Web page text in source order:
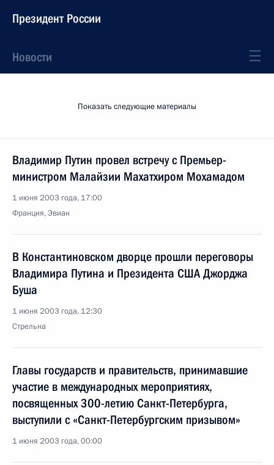
Президент России
Новости
Показать следующие материалы
Владимир Путин провел встречу с Премьер-
министром Малайзии Махатхиром Мохамадом
1 июня 2003 года, 17:00
Франция, Эвиан
В Константиновском дворце прошли переговоры
Владимира Путина и Президента США Джорджа
Буша
1 июня 2003 года, 12:30
Стрельна
Главы государств и правительств, принимавшие
участие в международных мероприятиях,
посвященных 300-летию Санкт-Петербурга,
выступили с «Санкт-Петербургским призывом»
1 июня 2003 года, 00:00